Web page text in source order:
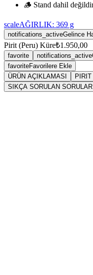
🪵 Stand dahil
scaleAĞIRLIK: 369 g
notifications_activeGelince
Pirit (Peru) Küre₺1.950,00
favorite notifications_active
favoriteFavorilere Ekle
ÜRÜN AÇIKLAMASI
PIRIT
SIKÇA SORULAN SORULAR